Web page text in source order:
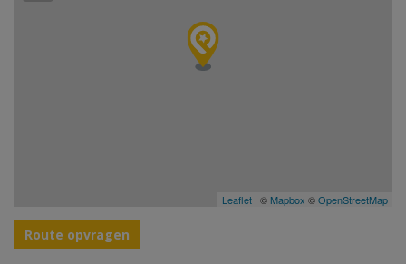
Leaflet | © Mapbox ©OpenStreetMap
Route opvragen